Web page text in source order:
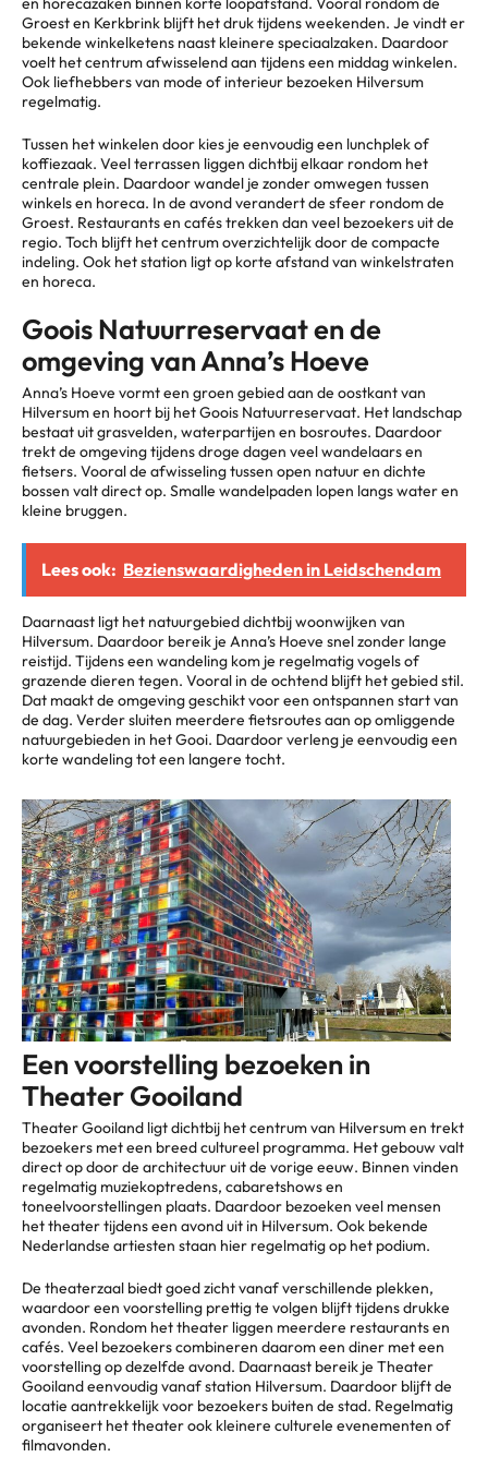
Groest en Kerkbrink blijft het druk tijdens weekenden. Je vindt er
bekende winkelketens naast kleinere speciaalzaken. Daardoor
voelt het centrum afwisselend aan tijdens een middag winkelen.
Ook liefhebbers van mode of interieur bezoeken Hilversum
regelmatig.
Tussen het winkelen door kies je eenvoudig een lunchplek of
koffiezaak. Veel terrassen liggen dichtbij elkaar rondom het
centrale plein. Daardoor wandel je zonder omwegen tussen
winkels en horeca. In de avond verandert de sfeer rondom de
Groest. Restaurants en cafés trekken dan veel bezoekers uit de
regio. Toch blijft het centrum overzichtelijk door de compacte
indeling. Ook het station ligt op korte afstand van winkelstraten
en horeca.
Goois Natuurreservaat en de
omgeving van Anna’s Hoeve
Anna’s Hoeve vormt een groen gebied aan de oostkant van
Hilversum en hoort bij het Goois Natuurreservaat. Het landschap
bestaat uit grasvelden, waterpartijen en bosroutes. Daardoor
trekt de omgeving tijdens droge dagen veel wandelaars en
fietsers. Vooral de afwisseling tussen open natuur en dichte
bossen valt direct op. Smalle wandelpaden lopen langs water en
kleine bruggen.
Lees ook: Bezienswaardigheden in Leidschendam
Daarnaast ligt het natuurgebied dichtbij woonwijken van
Hilversum. Daardoor bereik je Anna’s Hoeve snel zonder lange
reistijd. Tijdens een wandeling kom je regelmatig vogels of
grazende dieren tegen. Vooral in de ochtend blijft het gebied stil.
Dat maakt de omgeving geschikt voor een ontspannen start van
de dag. Verder sluiten meerdere fietsroutes aan op omliggende
natuurgebieden in het Gooi. Daardoor verleng je eenvoudig een
korte wandeling tot een langere tocht.
Een voorstelling bezoeken in
Theater Gooiland
Theater Gooiland ligt dichtbij het centrum van Hilversum en trekt
bezoekers met een breed cultureel programma. Het gebouw valt
direct op door de architectuur uit de vorige eeuw. Binnen vinden
regelmatig muziekoptredens, cabaretshows en
toneelvoorstellingen plaats. Daardoor bezoeken veel mensen
het theater tijdens een avond uit in Hilversum. Ook bekende
Nederlandse artiesten staan hier regelmatig op het podium.
De theaterzaal biedt goed zicht vanaf verschillende plekken,
waardoor een voorstelling prettig te volgen blijft tijdens drukke
avonden. Rondom het theater liggen meerdere restaurants en
cafés. Veel bezoekers combineren daarom een diner met een
voorstelling op dezelfde avond. Daarnaast bereik je Theater
Gooiland eenvoudig vanaf station Hilversum. Daardoor blijft de
locatie aantrekkelijk voor bezoekers buiten de stad. Regelmatig
organiseert het theater ook kleinere culturele evenementen of
filmavonden.